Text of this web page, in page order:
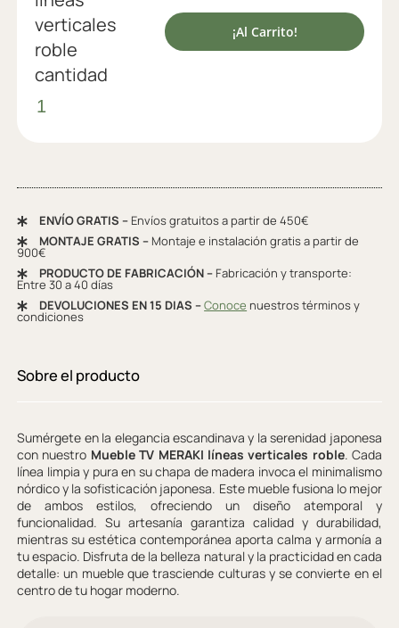
verticales
roble
cantidad
¡Al Carrito!
ENVÍO GRATIS – Envíos gratuitos a partir de 450€
MONTAJE GRATIS – Montaje e instalación gratis a partir de
900€
PRODUCTO DE FABRICACIÓN – Fabricación y transporte:
Entre 30 a 40 días
DEVOLUCIONES EN 15 DIAS –Conoce nuestros términos y
condiciones
Sobre el producto
Sumérgete en la elegancia escandinava y la serenidad japonesa
con nuestro Mueble TV MERAKI líneas verticales roble. Cada
línea limpia y pura en su chapa de madera invoca el minimalismo
nórdico y la sofisticación japonesa. Este mueble fusiona lo mejor
de ambos estilos, ofreciendo un diseño atemporal y
funcionalidad. Su artesanía garantiza calidad y durabilidad,
mientras su estética contemporánea aporta calma y armonía a
tu espacio. Disfruta de la belleza natural y la practicidad en cada
detalle: un mueble que trasciende culturas y se convierte en el
centro de tu hogar moderno.